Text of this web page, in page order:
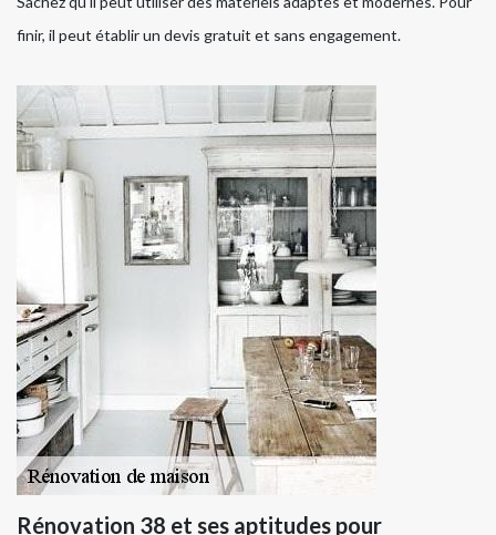
finir, il peut établir un devis gratuit et sans engagement.
Rénovation 38 et ses aptitudes pour